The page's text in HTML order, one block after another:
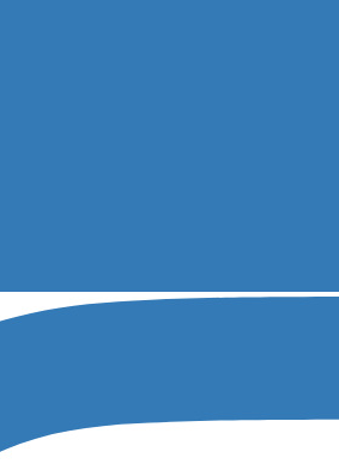
Cadetti della
sarà decima Ludovica Lacca della
della Idra in 2’29″07 (PB